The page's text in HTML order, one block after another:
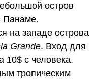
остров
Панаме.
на западе острова
Grande. Вход для
10$ с человека.
тропическим